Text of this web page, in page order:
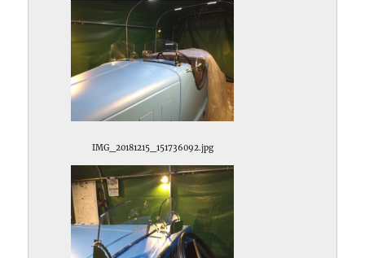
IMG_20181215_151736092.jpg